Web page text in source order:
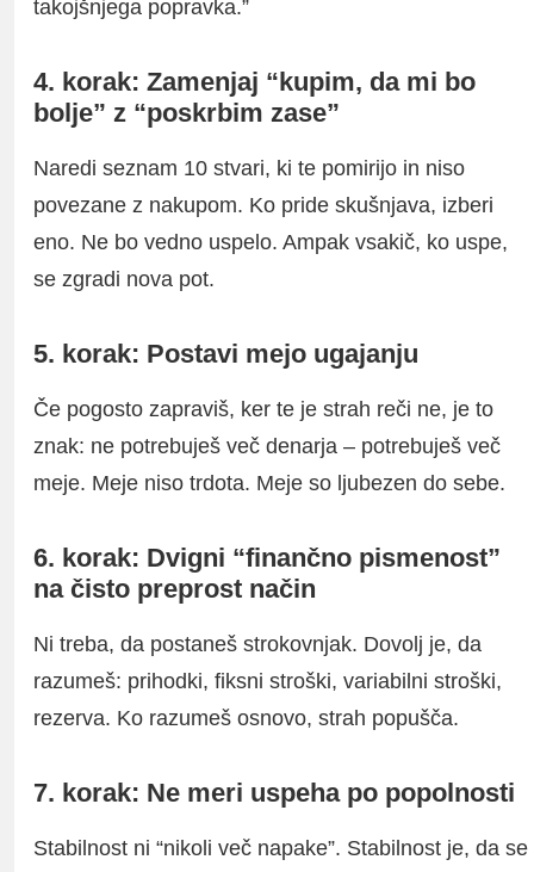
takojšnjega popravka.”
4. korak: Zamenjaj “kupim, da mi bo
bolje” z “poskrbim zase”
Naredi seznam 10 stvari, ki te pomirijo in niso
povezane z nakupom. Ko pride skušnjava, izberi
eno. Ne bo vedno uspelo. Ampak vsakič, ko uspe,
se zgradi nova pot.
5. korak: Postavi mejo ugajanju
Če pogosto zapraviš, ker te je strah reči ne, je to
znak: ne potrebuješ več denarja – potrebuješ več
meje. Meje niso trdota. Meje so ljubezen do sebe.
6. korak: Dvigni “finančno pismenost”
na čisto preprost način
Ni treba, da postaneš strokovnjak. Dovolj je, da
razumeš: prihodki, fiksni stroški, variabilni stroški,
rezerva. Ko razumeš osnovo, strah popušča.
7. korak: Ne meri uspeha po popolnosti
Stabilnost ni “nikoli več napake”. Stabilnost je, da se